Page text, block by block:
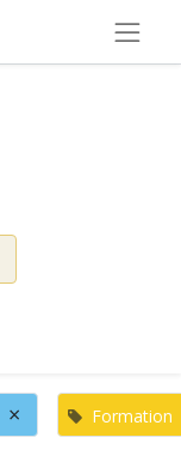
× Formation